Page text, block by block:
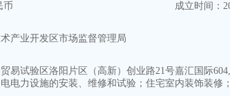
研究报告>
其他服务
建企舆情>
招投标规则>
API接口>
币 成立时间：
产业开发区市场监督管理局
易试验区洛阳片区（高新）创业路21号嘉汇国际
电力设施的安装、维修和试验；住宅室内装饰装修